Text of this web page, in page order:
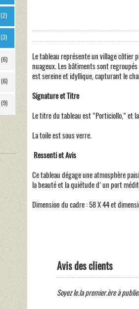
(2)
(3)
(6)
(6)
(9)
Le tableau représente un village côtier
nuageux. Les bâtiments sont
est sereine et idyllique, capturant le
Signature et Titre
Le titre du tableau est "Porticiollo," et
La toile est sous verre.
Ressenti et Avis
Ce tableau dégage une atmosphère
la beauté et la quiétude d'un port
Dimension du cadre : 58 X 44 et
Avis des clients
Soyez le.la premier.ère à